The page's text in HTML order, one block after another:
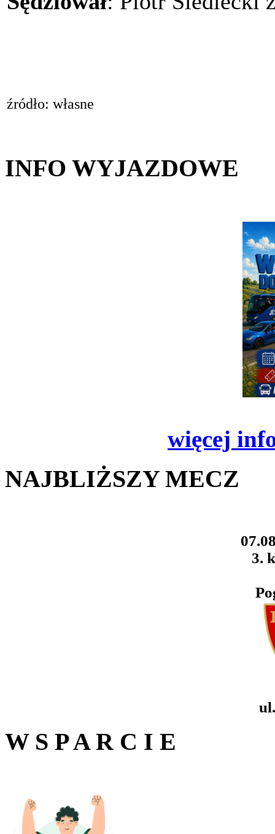
źródło: własne
INFO WYJAZDOWE
więcej
NAJBLIŻSZY MECZ
3.
W S P A R C I E